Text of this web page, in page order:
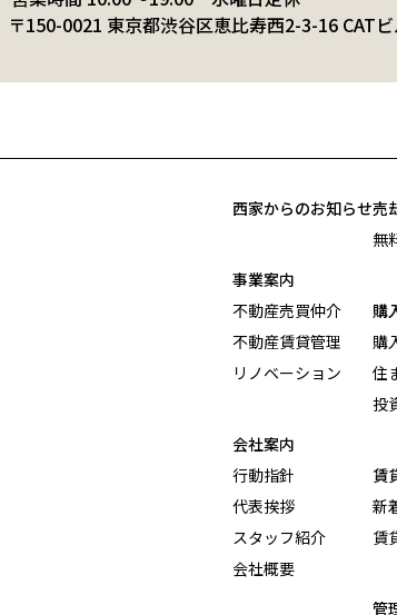
〒150-0021 東京都渋谷区恵比寿西2-3-16 CAT
西家からのお知らせ
事業案内
不動産売買仲介
不動産賃貸管理
リノベーション
会社案内
行動指針
代表挨拶
スタッフ紹介
会社概要
売
無
購
購
住
投
賃
新
賃
管